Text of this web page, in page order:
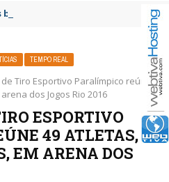
baianos representam o Brasil no
TEMPO REAL
Tiro Esportivo Paralímpico reúne
dos Jogos Rio 2016
ESPORTIVO
49 ATLETAS,
EM ARENA DOS